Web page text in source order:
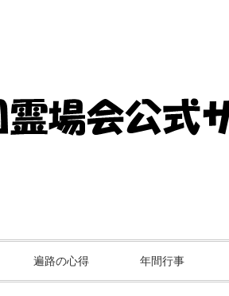
遍路の心得 年間行事